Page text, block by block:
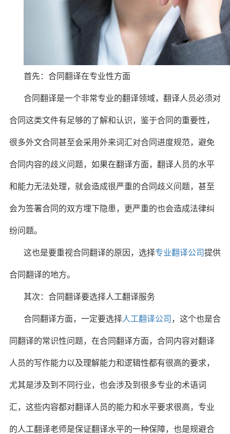
首先：合同翻译在专业性方面
合同翻译是一个非常专业的翻译领域，翻译人员必须对
合同这类文件有足够的了解和认识，鉴于合同的重要性，
很多外文合同甚至会采用外来词汇对合同进度规范，避免
合同内容的歧义问题，如果在翻译方面，翻译人员的水平
和能力无法处理，就会造成很严重的合同歧义问题，甚至
会为签署合同的双方埋下隐患，更严重的也会造成法律纠
纷问题。
这也是要重视合同翻译的原因，选择专业翻译公司提供
合同翻译的地方。
其次：合同翻译要选择人工翻译服务
合同翻译方面，一定要选择人工翻译公司 ，这个也是合
同翻译的常识性问题，在合同翻译方面，合同内容对翻译
人员的写作能力以及理解能力和逻辑性都有很高的要求，
尤其是涉及到不同行业，也会涉及到很多专业的术语词
汇，这些内容都对翻译人员的能力和水平要求很高，专业
的人工翻译老师是保证翻译水平的一种保障，也是规避合